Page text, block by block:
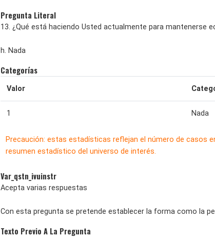
Pregunta Literal
13. ¿Qué está haciendo Usted actualmente para mantenerse
h. Nada
Categorías
Valor
1 Nada
Precaución: estas estadísticas reflejan el número de casos
resumen estadístico del universo de interés.
Var_qstn_ivuinstr
Acepta varias respuestas
Con esta pregunta se pretende establecer la forma como la
Texto Previo A La Pregunta